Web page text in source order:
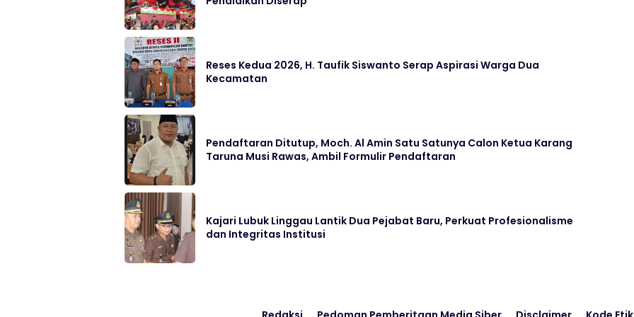
Reses Kedua 2026, H. Taufik Siswanto Serap Aspirasi Warga Dua
Kecamatan
Pendaftaran Ditutup, Moch. Al Amin Satu Satunya Calon Ketua Karang
Taruna Musi Rawas, Ambil Formulir Pendaftaran
Kajari Lubuk Linggau Lantik Dua Pejabat Baru, Perkuat Profesionalisme
dan Integritas Institusi